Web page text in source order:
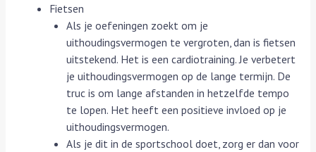
Fietsen
Als je oefeningen zoekt om je
uithoudingsvermogen te vergroten, dan is fietsen
uitstekend. Het is een cardiotraining. Je verbetert
je uithoudingsvermogen op de lange termijn. De
truc is om lange afstanden in hetzelfde tempo
te lopen. Het heeft een positieve invloed op je
uithoudingsvermogen.
Als je dit in de sportschool doet, zorg er dan voor